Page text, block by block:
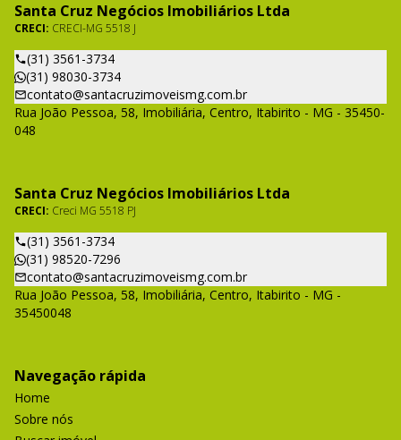
Santa Cruz Negócios Imobiliários Ltda
CRECI: CRECI-MG 5518 J
(31) 3561-3734
(31) 98030-3734
contato@santacruzimoveismg.com.br
Rua João Pessoa, 58, Imobiliária, Centro, Itabirito - MG - 35450-
048
Santa Cruz Negócios Imobiliários Ltda
CRECI: Creci MG 5518 PJ
(31) 3561-3734
(31) 98520-7296
contato@santacruzimoveismg.com.br
Rua João Pessoa, 58, Imobiliária, Centro, Itabirito - MG -
35450048
Navegação rápida
Home
Sobre nós